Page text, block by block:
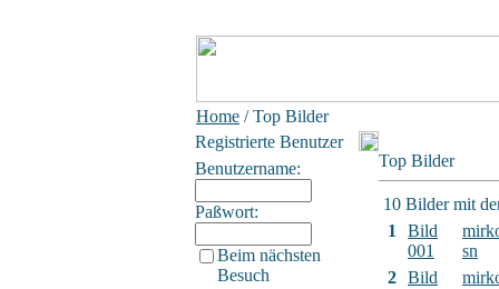
Home / Top Bilder
Registrierte Benutzer
Benutzername:
Paßwort:
Beim nächsten
Besuch
Top Bilder
10 Bilder mit
1
Bild
001
sn
2 Bild